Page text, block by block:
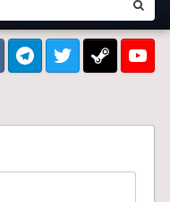
TelegramTwitter Steam